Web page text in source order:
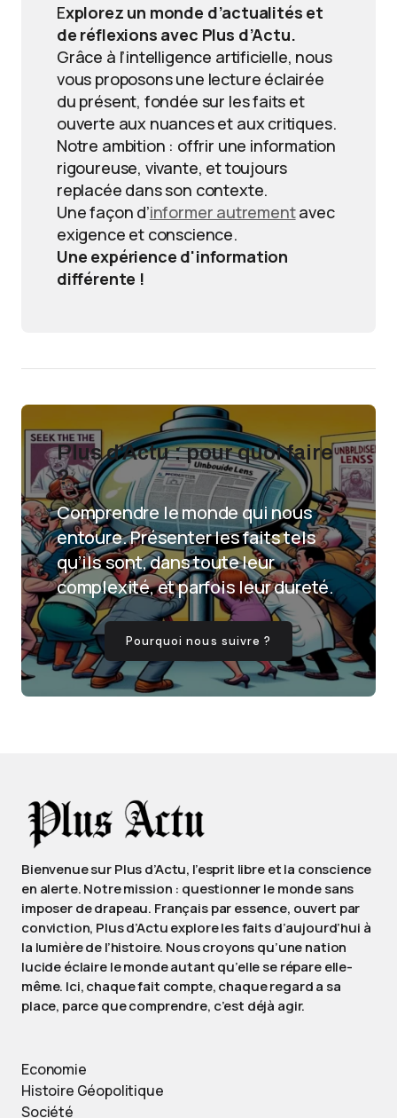
Explorez un monde d’actualités et
de réflexions avec Plus d’Actu.
Grâce à l’intelligence artificielle, nous
vous proposons une lecture éclairée
du présent, fondée sur les faits et
ouverte aux nuances et aux critiques.
Notre ambition : offrir une information
rigoureuse, vivante, et toujours
replacée dans son contexte.
Une façon d’informer autrementavec
exigence et conscience.
Une expérience d'information
différente !
Plus d'Actu : pour quoi faire
?
Comprendre le monde qui nous
entoure. Présenter les faits tels
qu’ils sont, dans toute leur
complexité, et parfois leur dureté.
Pourquoi nous suivre ?
Bienvenue sur Plus d’Actu, l’esprit libre et la conscience
en alerte. Notre mission : questionner le monde sans
imposer de drapeau. Français par essence, ouvert par
conviction, Plus d’Actu explore les faits d’aujourd’hui à
la lumière de l’histoire. Nous croyons qu’une nation
lucide éclaire le monde autant qu’elle se répare elle-
même. Ici, chaque fait compte, chaque regard a sa
place, parce que comprendre, c’est déjà agir.
Economie
Histoire Géopolitique
Société